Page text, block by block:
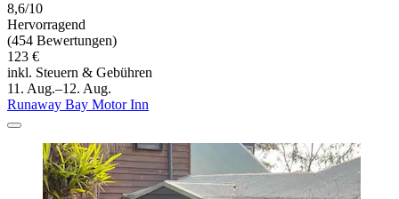
8,6/10
Hervorragend
(454 Bewertungen)
123 €
inkl. Steuern & Gebühren
11. Aug.–12. Aug.
Runaway Bay Motor Inn